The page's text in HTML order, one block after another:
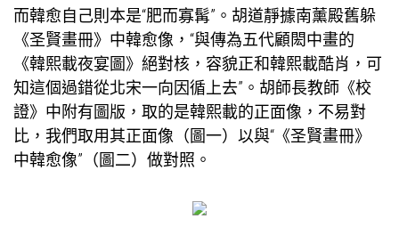
而韓愈自己則本是“肥而寡髯”。胡道靜據南薰殿舊躲
《圣賢畫冊》中韓愈像，“與傳為五代顧閎中畫的
《韓熙載夜宴圖》絕對核，容貌正和韓熙載酷肖，可
知這個過錯從北宋一向因循上去”。胡師長教師《校
證》中附有圖版，取的是韓熙載的正面像，不易對
比，我們取用其正面像（圖一）以與“《圣賢畫冊》
中韓愈像”（圖二）做對照。